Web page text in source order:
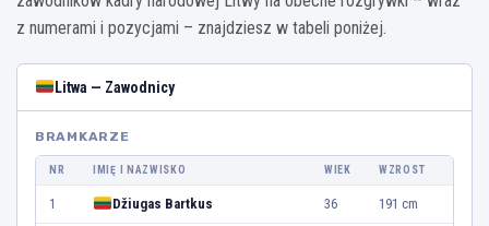
z numerami i pozycjami – znajdziesz w tabeli poniżej.
Litwa — Zawodnicy
BRAMKARZE
NR IMIĘ I NAZWISKO WIEK WZROST
1 Džiugas Bartkus 36 191 cm